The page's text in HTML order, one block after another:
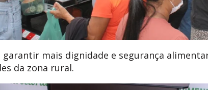
garantir mais dignidade e segurança
da zona rural.